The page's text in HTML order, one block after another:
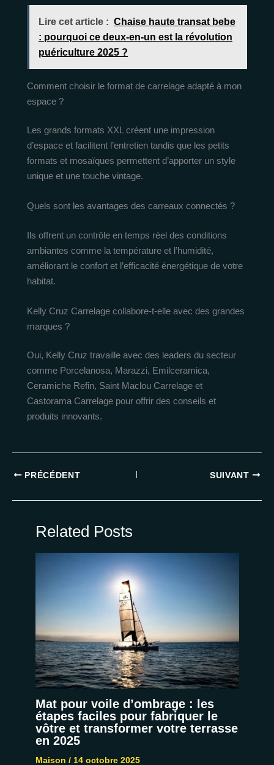
Lire cet article : Chaise haute transat bebe
: pourquoi ce deux-en-un est la révolution
puériculture 2025 ?
Comment choisir le format de carrelage adapté à mon
espace ?
Les grands formats XXL créent une impression
d’espace et facilitent l’entretien tandis que les petits
formats et mosaïques permettent d’apporter un style
unique et une touche vintage.
Quels sont les avantages des carreaux connectés ?
Ils offrent un contrôle en temps réel des conditions
ambiantes comme la température et l’humidité,
améliorant le confort et l’efficacité énergétique de votre
habitat.
Kelly Cruz Carrelage collabore-t-elle avec des grandes
marques ?
Oui, Kelly Cruz travaille avec des leaders du secteur
comme Porcelanosa, Marazzi, Emilceramica,
Ceramiche Refin, Saint Maclou Carrelage et
Castorama Carrelage pour offrir des conseils et
produits innovants.
PRÉCÉDENT SUIVANT
Related Posts
Mat pour voile d’ombrage : les
étapes faciles pour fabriquer le
vôtre et transformer votre terrasse
en 2025
Maison / 14 octobre 2025